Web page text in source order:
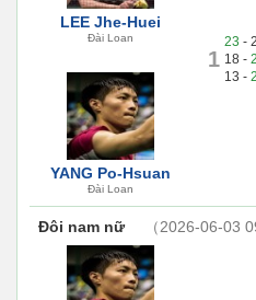
LEE Jhe-Huei
Đài Loan
YANG Po-Hsuan
Đài Loan
1
23 -
18 -
13 -
Đôi nam nữ （2026-06-03